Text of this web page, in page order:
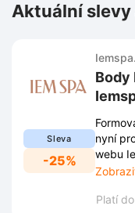
Aktuální slevy
Sleva
-25%
Body
nyní
webu
a
Platí